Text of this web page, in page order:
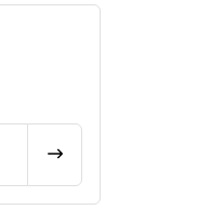
CALCULAR FRETE